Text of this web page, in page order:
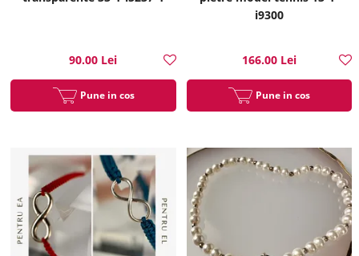
90.00 Lei
Pune in cos
i9300
166.00 Lei
Pune in cos